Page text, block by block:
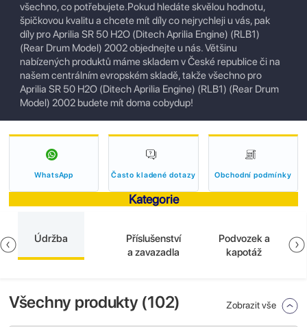
všechno, co potřebujete.Pokud hledáte skvělou hodnotu,
špičkovou kvalitu a chcete mít díly co nejrychleji u vás, pak
díly pro Aprilia SR 50 H2O (Ditech Aprilia Engine) (RLB1)
(Rear Drum Model) 2002 objednejte u nás. Většinu
nabízených produktů máme skladem v České republice či na
našem centrálním evropském skladě, takže všechno pro
Aprilia SR 50 H2O (Ditech Aprilia Engine) (RLB1) (Rear Drum
Model) 2002 budete mít doma cobydup!
WhatsApp Často kladené dotazy Obchodní podmínky
Kategorie
Údržba
Příslušenství
a zavazadla
Podvozek a
kapotáž
Všechny produkty (102) Zobrazit vše